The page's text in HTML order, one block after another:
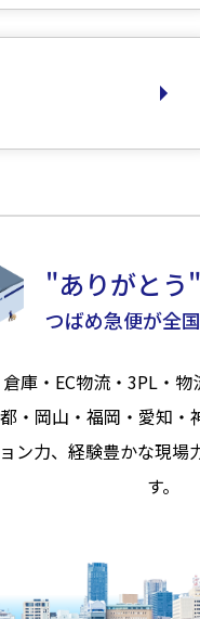
"ありがとう
つばめ急便が全
庫・EC物流・3PL・
・岡山・福岡・愛知
力、経験豊かな現
す。